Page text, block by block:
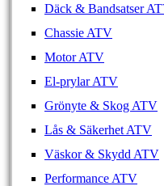
Däck & Bandsatser
Chassie ATV
Motor ATV
El-prylar ATV
Grönyte & Skog ATV
Lås & Säkerhet ATV
Väskor & Skydd ATV
Performance ATV